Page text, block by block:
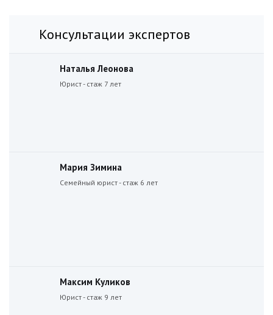
Консультации экспертов
Наталья Леонова
Юрист - стаж 7 лет
Мария Зимина
Семейный юрист - стаж 6 лет
Максим Куликов
Юрист - стаж 9 лет